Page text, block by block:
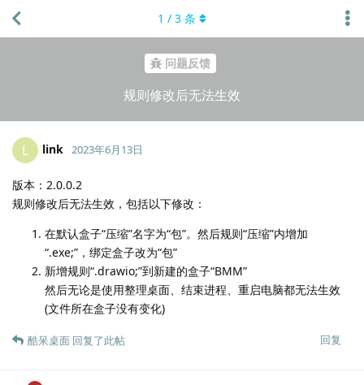
问题反馈
规则修改后无法生效
1 / 3 条
L link 2023年6月13日
版本：2.0.0.2
规则修改后无法生效，包括以下修改：
在默认盒子“压缩”名字为“包”。然后规则“压缩”内增加
“.exe;”，绑定盒子改为“包”
新增规则“.drawio;”到新建的盒子“BMM”
然后无论是使用整理桌面、结束进程、重启电脑都无法生效
(文件所在盒子没有变化)
回复
酷呆桌面 回复了此帖